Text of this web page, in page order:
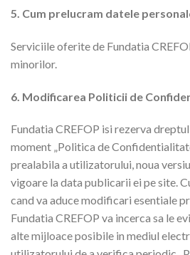
5. Cum prelucram datele
Serviciile oferite de Fundatia
minorilor.
6. Modificarea Politicii de
Fundatia CREFOP isi rezerva
moment „Politica de
prealabila a utilizatorului, noua
vigoare la data publicarii ei pe site.
cand va aduce modificari esentiale
Fundatia CREFOP va incerca sa le
alte mijloace posibile in mediul